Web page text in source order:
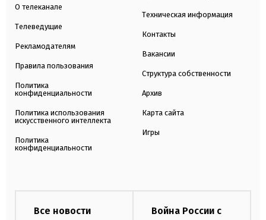
О телеканале
Телеведущие
Рекламодателям
Правила пользования
Политика
конфиденциальности
Политика использования
искусственного интеллекта
Политика
конфиденциальности
Техническая информация
Контакты
Вакансии
Структура собственности
Архив
Карта сайта
Игры
Все новости
Война России с